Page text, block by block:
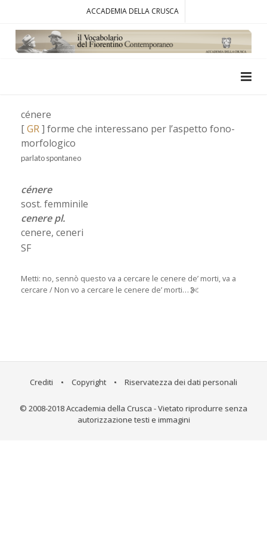
ACCADEMIA DELLA CRUSCA
cénere
[GR] forme che interessano per l’aspetto fono-
morfologico
parlato spontaneo
cénere
sost. femminile
cenere pl.
cenere, ceneri
SF
Metti: no, sennò questo va a cercare le cenere de’ morti, va a
cercare / Non vo a cercare le cenere de’ morti…
Crediti • Copyright • Riservatezza dei dati personali
© 2008-2018 Accademia della Crusca - Vietato riprodurre senza
autorizzazione testi e immagini